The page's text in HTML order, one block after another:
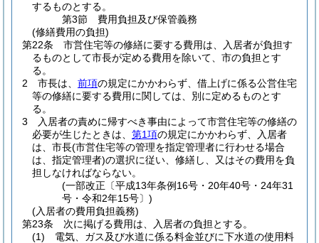
するものとする。
第3節
費用負担及び保管義務
(修繕費用の負担)
第22条
市営住宅等の修繕に要する費用は、入居者が負担す
るものとして市長が定める費用を除いて、市の負担とす
る。
2
市長は、 前項の規定にかかわらず、借上げに係る公営住宅
等の修繕に要する費用に関しては、別に定めるものとす
る。
3
入居者の責めに帰すべき事由によって市営住宅等の修繕の
必要が生じたときは、 第1項の規定にかかわらず、入居者
は、市長(市営住宅等の管理を指定管理者に行わせる場合
は、指定管理者)の選択に従い、修繕し、又はその費用を負
担しなければならない。
(一部改正〔平成13年条例16号・20年40号・24年31
号・令和2年15号〕)
(入居者の費用負担義務)
第23条
次に掲げる費用は、入居者の負担とする。
(1)
電気、ガス及び水道に係る料金並びに下水道の使用料